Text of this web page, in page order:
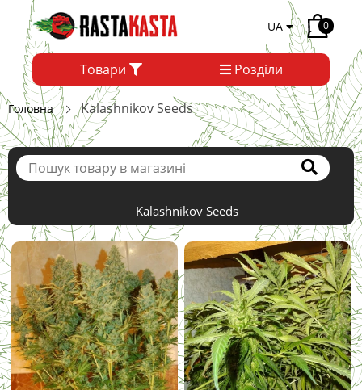
UA 0
Товари Розділи
Головна Kalashnikov Seeds
Kalashnikov Seeds